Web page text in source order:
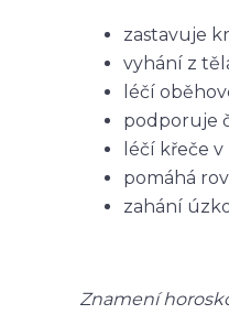
zastavuje
vyhání z
léčí
podporuje
léčí křeče
pomáhá
zahání
Znamení